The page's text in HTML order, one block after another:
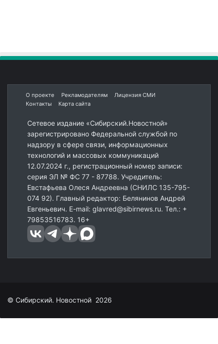
О проекте Рекламодателям
Лицензия СМИ
Контакты
Карта сайта
Сетевое издание «Сибирский.Новостной»
зарегистрировано Федеральной службой по
надзору в сфере связи, информационных
технологий и массовых коммуникаций
12.07.2024 г., регистрационный номер записи:
серия ЭЛ № ФС 77 - 87788. Учредитель:
Евстафьева Олеся Андреевна (СНИЛС 135-795-
074 92). Главный редактор: Белянинов Андрей
Евгеньевич. E-mail: glavred@sibirnews.ru. Тел.: +
79853516783. 16+
© Сибирский. Новостной 2026